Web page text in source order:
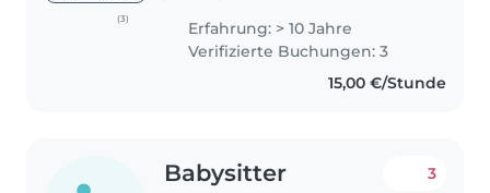
(3)
suis également professeur de
danse pour les enfants et
infirmière spécialisée en
pédiatrie/néonatalogie..
Erfahrung: > 10 Jahre
Verifizierte Buchungen: 3
15,00 €/Stunde
Babysitter 3